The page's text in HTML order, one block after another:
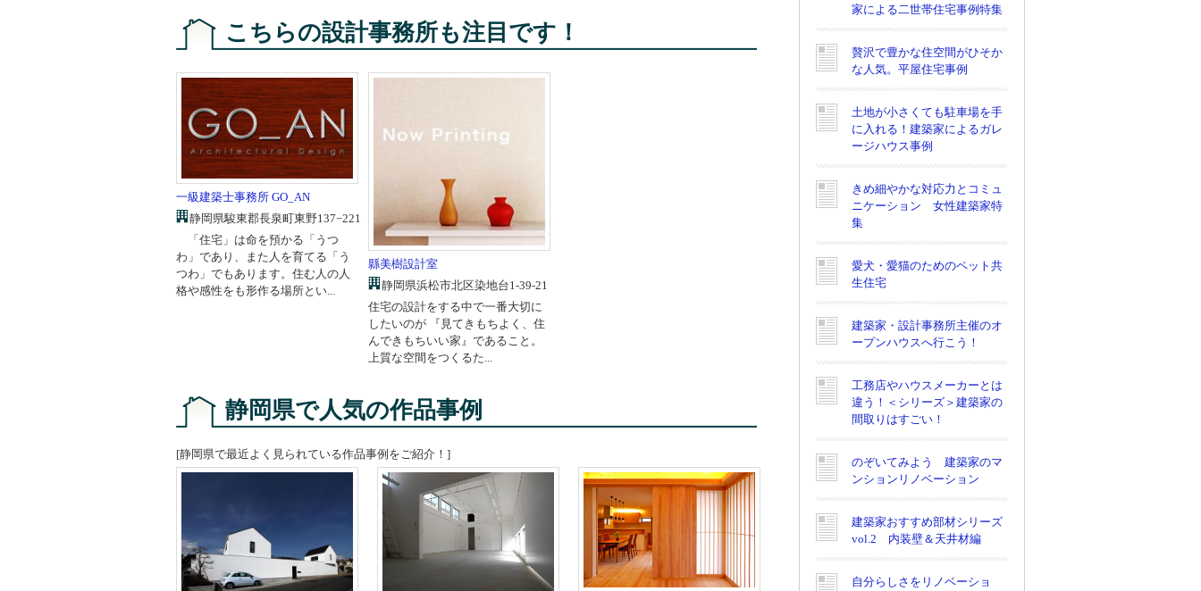
こちらの設計事務所も注目です！
一級建築士事務所 GO_AN
静岡県駿東郡長泉町東野137−221
「住宅」は命を預かる「うつ
わ」であり、また人を育てる「う
つわ」でもあります。住む人の人
格や感性をも形作る場所とい...
縣美樹設計室
静岡県浜松市北区染地台1-39-21
住宅の設計をする中で一番大切に
したいのが 『見てきもちよく、住
んできもちいい家』であること。
上質な空間をつくるた...
静岡県で人気の作品事例
[静岡県で最近よく見られている作品事例をご紹介！]
家による二世帯住宅事例特集
贅沢で豊かな住空間がひそか
な人気。平屋住宅事例
土地が小さくても駐車場を手
に入れる！建築家によるガレ
ージハウス事例
きめ細やかな対応力とコミュ
ニケーション 女性建築家特
集
愛犬・愛猫のためのペット共
生住宅
建築家・設計事務所主催のオ
ープンハウスへ行こう！
工務店やハウスメーカーとは
違う！＜シリーズ＞建築家の
間取りはすごい！
のぞいてみよう 建築家のマ
ンションリノベーション
建築家おすすめ部材シリーズ
vol.2 内装壁＆天井材編
自分らしさをリノベーショ